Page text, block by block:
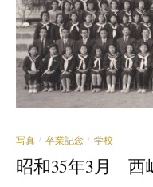
写真 / 卒業記念 / 学校
昭和35年3月 西